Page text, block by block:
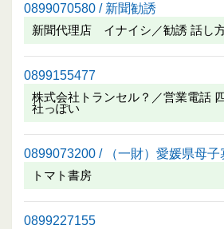
0899070580 / 新聞勧誘
新聞代理店 イナイシ／勧誘 話し
0899155477
株式会社トランセル？／営業電話
社っぽい
0899073200 / （一財）愛媛県母子
トマト書房
0899227155